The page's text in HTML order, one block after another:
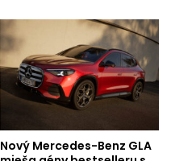
Nový Mercedes-Benz GLA